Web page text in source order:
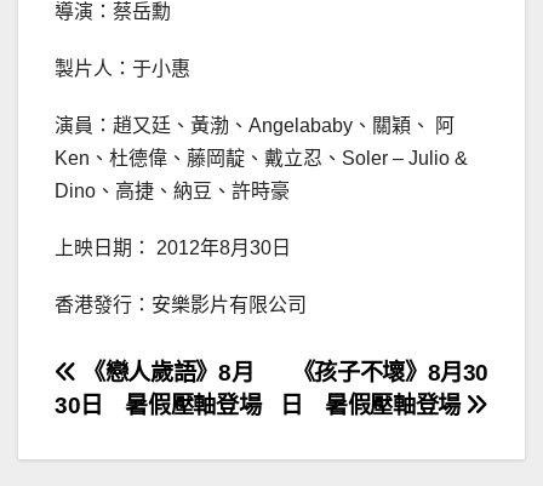
導演：蔡岳勳
製片人：于小惠
演員：趙又廷、黃渤、Angelababy、關穎、 阿
Ken、杜德偉、藤岡靛、戴立忍、Soler – Julio &
Dino、高捷、納豆、許時豪
上映日期： 2012年8月30日
香港發行：安樂影片有限公司
文
章
《孩子不壞》8月30
日 暑假壓軸登場
《戀人歲語》8月
30日 暑假壓軸登場